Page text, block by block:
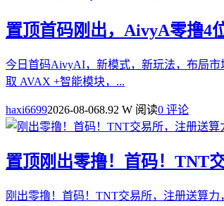
置顶首码刚出，AivyA零撸4
今日首码AivyAI，新模式，新玩法，布局
取 AVAX +智能模块，...
haxi66992026-08-068.92 W 阅读0 评论
置顶刚出零撸！首码！TNT
刚出零撸！首码！TNT交易所，注册送算